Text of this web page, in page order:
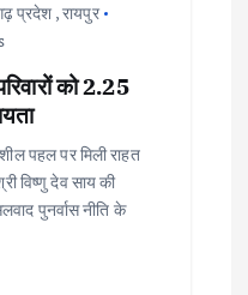
प्रदेश ,रायपुर
को 2.25
पहल पर मिली राहत
विष्णु देव साय की
पुनर्वास नीति के